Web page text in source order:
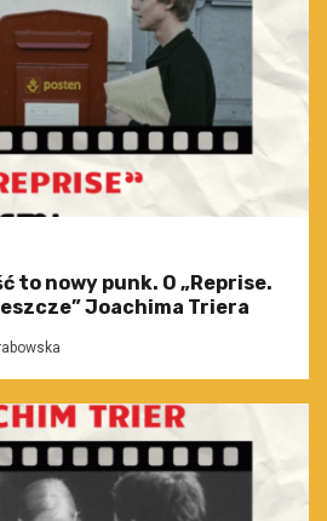
to nowy punk. O „Reprise.
Joachima Triera